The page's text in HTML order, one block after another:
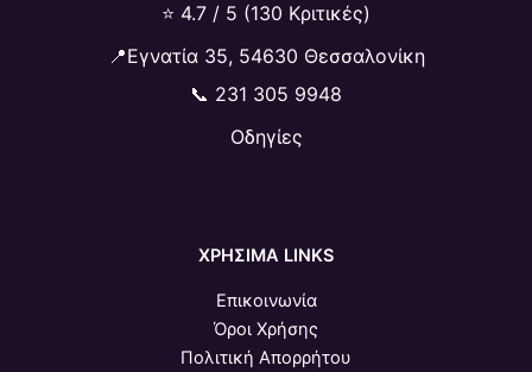
⭐ 4.7 / 5 (130 Κριτικές)
📍Εγνατία 35, 54630 Θεσσαλονίκη
📞 231 305 9948
Οδηγίες
ΧΡΗΣΙΜΑ LINKS
Επικοινωνία
Όροι Χρήσης
Πολιτική Απορρήτου